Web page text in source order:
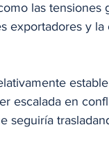
las tensiones
exportadores y
escalada en
seguiría